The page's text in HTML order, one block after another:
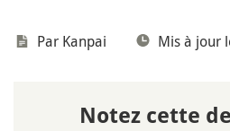
Par Kanpai Mis à jour
Notez cette